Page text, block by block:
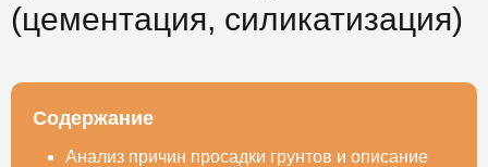
(цементация, силикатизация)
Содержание
Анализ причин просадки грунтов и описание